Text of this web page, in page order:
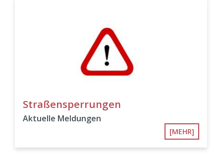
Straßensperrungen
Aktuelle Meldungen
[MEHR]